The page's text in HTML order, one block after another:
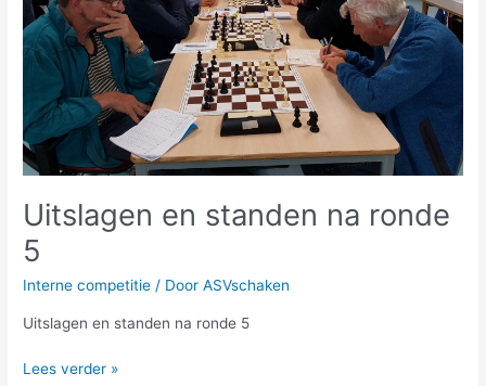
Uitslagen en standen na ronde
5
Interne competitie / DoorASVschaken
Uitslagen en standen na ronde 5
Lees verder »